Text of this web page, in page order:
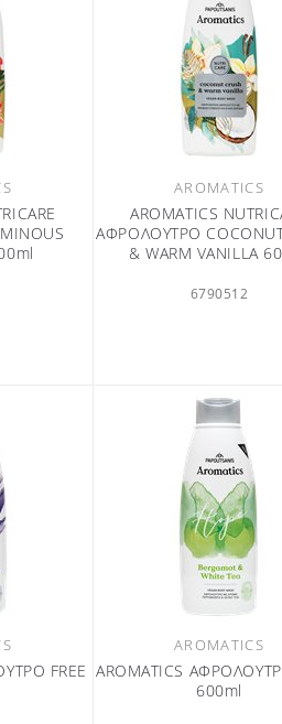
AROMATICS
AROMATICS
ΑΦΡΟΛΟΥΤΡΟ COCONUT
& WARM VANILLA
6790512
FREE
AROMATICS
AROMATICS
600ml